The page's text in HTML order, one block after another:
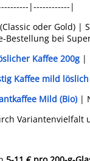
|------------|
(Classic oder Gold) |
Bestellung bei
Kaffee 200g |
Kaffee mild löslich
Mild (Bio) |
Variantenvielfalt